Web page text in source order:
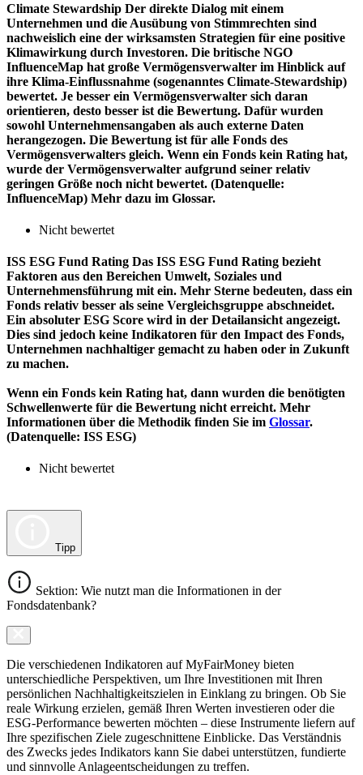
Climate Stewardship Der direkte Dialog mit einem
Unternehmen und die Ausübung von Stimmrechten sind
nachweislich eine der wirksamsten Strategien für eine positive
Klimawirkung durch Investoren. Die britische NGO
InfluenceMap hat große Vermögensverwalter im Hinblick auf
ihre Klima-Einflussnahme (sogenanntes Climate-Stewardship)
bewertet. Je besser ein Vermögensverwalter sich daran
orientieren, desto besser ist die Bewertung. Dafür wurden
sowohl Unternehmensangaben als auch externe Daten
herangezogen. Die Bewertung ist für alle Fonds des
Vermögensverwalters gleich. Wenn ein Fonds kein Rating hat,
wurde der Vermögensverwalter aufgrund seiner relativ
geringen Größe noch nicht bewertet. (Datenquelle:
InfluenceMap) Mehr dazu im Glossar.
Nicht bewertet
ISS ESG Fund Rating Das ISS ESG Fund Rating bezieht
Faktoren aus den Bereichen Umwelt, Soziales und
Unternehmensführung mit ein. Mehr Sterne bedeuten, dass ein
Fonds relativ besser als seine Vergleichsgruppe abschneidet.
Ein absoluter ESG Score wird in der Detailansicht angezeigt.
Dies sind jedoch keine Indikatoren für den Impact des Fonds,
Unternehmen nachhaltiger gemacht zu haben oder in Zukunft
zu machen.
Wenn ein Fonds kein Rating hat, dann wurden die benötigten
Schwellenwerte für die Bewertung nicht erreicht. Mehr
Informationen über die Methodik finden Sie im Glossar.
(Datenquelle: ISS ESG)
Nicht bewertet
Tipp
Sektion: Wie nutzt man die Informationen in der
Fondsdatenbank?
Die verschiedenen Indikatoren auf MyFairMoney bieten
unterschiedliche Perspektiven, um Ihre Investitionen mit Ihren
persönlichen Nachhaltigkeitszielen in Einklang zu bringen. Ob Sie
reale Wirkung erzielen, gemäß Ihren Werten investieren oder die
ESG-Performance bewerten möchten – diese Instrumente liefern auf
Ihre spezifischen Ziele zugeschnittene Einblicke. Das Verständnis
des Zwecks jedes Indikators kann Sie dabei unterstützen, fundierte
und sinnvolle Anlageentscheidungen zu treffen.